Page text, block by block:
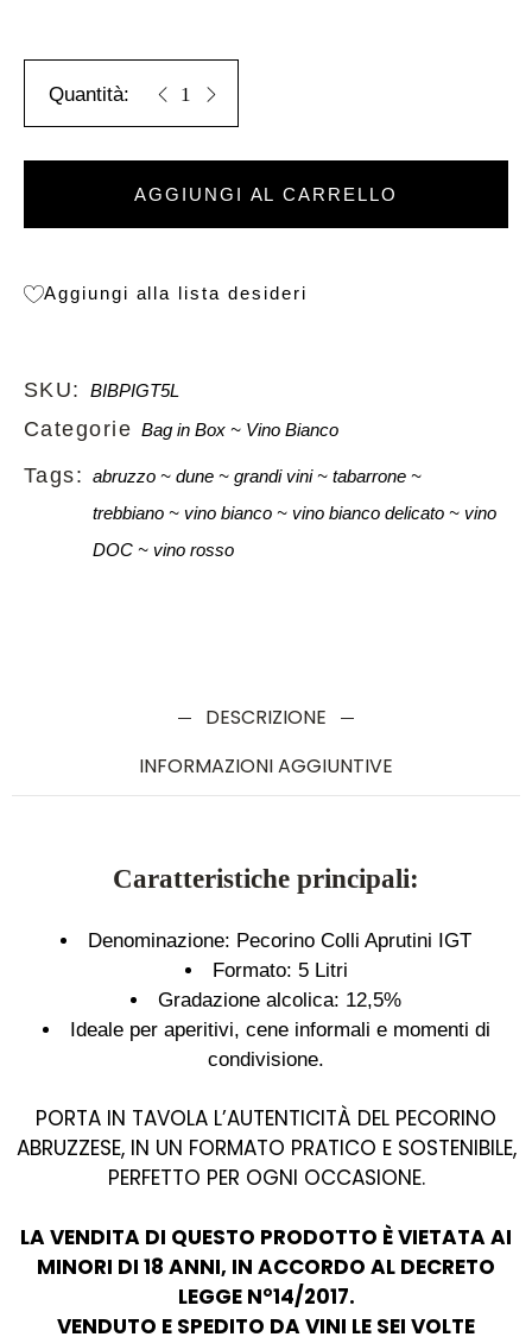
AGGIUNGI AL CARRELLO
Aggiungi alla lista desideri
SKU: BIBPIGT5L
Categorie Bag in Box Vino Bianco
Tags: abruzzo dune grandi vini
tabarrone
trebbiano
vino bianco vino bianco delicato
vino
DOC
vino rosso
DESCRIZIONE
INFORMAZIONI AGGIUNTIVE
Caratteristiche principali:
Denominazione: Pecorino Colli Aprutini IGT
Formato: 5 Litri
Gradazione alcolica: 12,5%
Ideale per aperitivi, cene informali e momenti di
condivisione.
PORTA IN TAVOLA L’AUTENTICITÀ DEL PECORINO
ABRUZZESE, IN UN FORMATO PRATICO E SOSTENIBILE,
PERFETTO PER OGNI OCCASIONE.
LA VENDITA DI QUESTO PRODOTTO È VIETATA AI
MINORI DI 18 ANNI, IN ACCORDO AL DECRETO
LEGGE N°14/2017.
VENDUTO E SPEDITO DA VINI LE SEI VOLTE